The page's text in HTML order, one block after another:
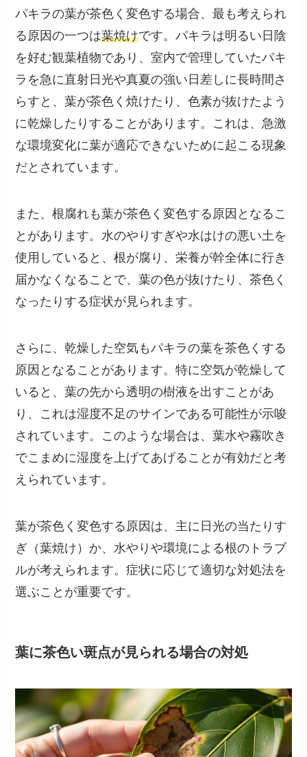
パキラの葉が茶色く変色する場合、最も考えられ
る原因の一つは葉焼けです。パキラは明るい日陰
を好む観葉植物であり、室内で管理していたパキ
ラを急に直射日光や真夏の強い日差しに長時間さ
らすと、葉が茶色く焼けたり、色素が抜けたよう
に乾燥したりすることがあります。これは、急激
な環境変化に葉が適応できないために起こる現象
だとされています。
また、根腐れも葉が茶色く変色する原因となるこ
とがあります。水のやりすぎや水はけの悪い土を
使用していると、根が腐り、栄養が幹全体に行き
届かなくなることで、葉の色が抜けたり、茶色く
なったりする症状が見られます。
さらに、乾燥した空気もパキラの葉を茶色くする
原因となることがあります。特に空気が乾燥して
いると、葉の先から透明の樹液を出すことがあ
り、これは湿度不足のサインである可能性が示唆
されています。このような場合は、葉水や霧吹き
でこまめに湿度を上げてあげることが有効だと考
えられています。
葉が茶色く変色する原因は、主に日光の当たりす
ぎ（葉焼け）か、水やりや環境による根のトラブ
ルが考えられます。症状に応じて適切な対処法を
選ぶことが重要です。
葉に茶色い斑点が見られる場合の対処